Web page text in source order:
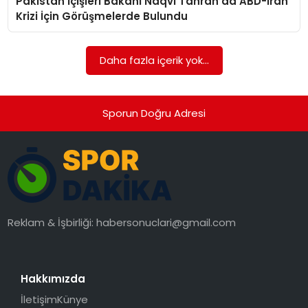
SAĞLIK
YAŞAM
Krizi İçin Görüşmelerde Bulundu
Daha fazla içerik yok...
Sporun Doğru Adresi
Reklam & İşbirliği:habersonuclari@gmail.com
Hakkımızda
İletişimKünye